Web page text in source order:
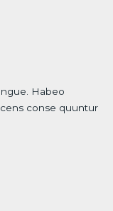
Habeo
conse quuntur